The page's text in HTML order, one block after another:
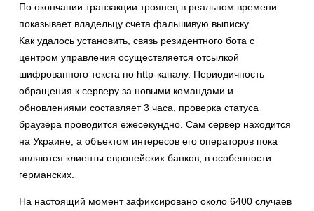
По окончании транзакции троянец в реальном времени
показывает владельцу счета фальшивую выписку.
Как удалось установить, связь резидентного бота с
центром управления осуществляется отсылкой
шифрованного текста по http-каналу. Периодичность
обращения к серверу за новыми командами и
обновлениями составляет 3 часа, проверка статуса
браузера проводится ежесекундно. Сам сервер находится
на Украине, а объектом интересов его операторов пока
являются клиенты европейских банков, в особенности
германских.
На настоящий момент зафиксировано около 6400 случаев